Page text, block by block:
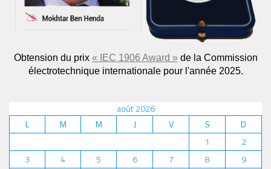
Obtension du prix « IEC 1906 Award »de la Commission
électrotechnique internationale pour l'année 2025.
août 2026
L
M M J V S
D
1
2
3
4 5 6 7 8
9